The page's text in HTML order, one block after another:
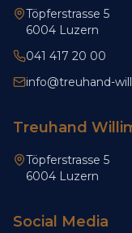
Töpferstrasse 5
6004 Luzern
041 417 20 00
info@treuhand-
Treuhand
Töpferstrasse 5
6004 Luzern
Social Media